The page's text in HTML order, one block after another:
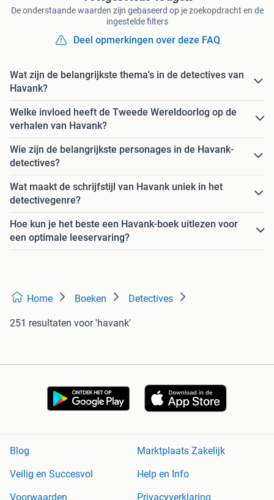
De onderstaande waarden zijn gebaseerd op je zoekopdracht en de
ingestelde filters
Deel opmerkingen over deze FAQ
Wat zijn de belangrijkste thema's in de detectives van
Havank?
Welke invloed heeft de Tweede Wereldoorlog op de
verhalen van Havank?
Wie zijn de belangrijkste personages in de Havank-
detectives?
Wat maakt de schrijfstijl van Havank uniek in het
detectivegenre?
Hoe kun je het beste een Havank-boek uitlezen voor
een optimale leeservaring?
Home Boeken Detectives
251 resultaten voor 'havank'
Blog
Marktplaats Zakelijk
Veilig en Succesvol
Help en Info
Voorwaarden
Privacyverklaring